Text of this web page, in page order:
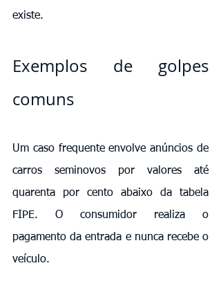
existe.
Exemplos de golpes
comuns
Um caso frequente envolve anúncios de
carros seminovos por valores até
quarenta por cento abaixo da tabela
FIPE. O consumidor realiza o
pagamento da entrada e nunca recebe o
veículo.